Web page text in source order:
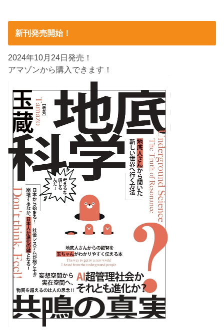
新刊発売開始！
2024年10月24日発売！
アマゾンから購入できます！